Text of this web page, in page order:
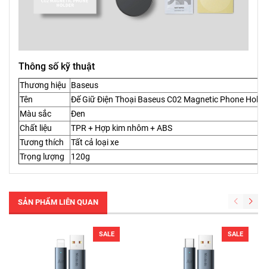
Thông số kỹ thuật
Thương hiệu
Baseus
Tên
Đế Giữ Điện Thoại Baseus C02 Magnetic Phone
Màu sắc
Đen
Chất liệu
TPR + Hợp kim nhôm + ABS
Tương thích
Tất cả loại xe
Trọng lượng
120g
SẢN PHẨM LIÊN QUAN
SALE SALE